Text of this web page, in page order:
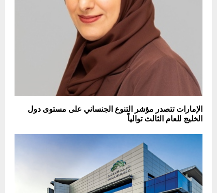
الإمارات تتصدر مؤشر التنوع الجنساني على مستوى دول
الخليج للعام الثالث توالياً